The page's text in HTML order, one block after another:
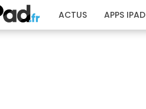
ACTUS APPS IPAD